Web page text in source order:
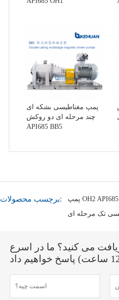
پمپ مغناطیسی بشکه ای
چند مرحله ای دو روکش
API685 BB5
برچسب محصولات: پمپ OH2 API685
تک مرحله ای
می کنید؟ ما در اسرع